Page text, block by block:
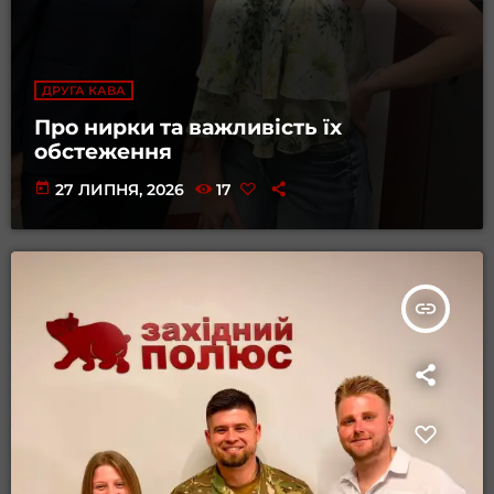
ДРУГА КАВА
Про нирки та важливість їх
обстеження
today 27 ЛИПНЯ, 2026 17
insert_link